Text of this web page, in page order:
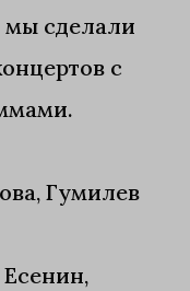
мы сделали
с
Гумилев
Есенин,